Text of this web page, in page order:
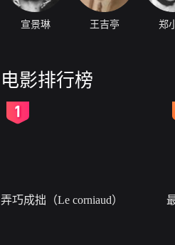
宣景琳 王吉亭 郑
电影排行榜
弄巧成拙（Le corniaud）